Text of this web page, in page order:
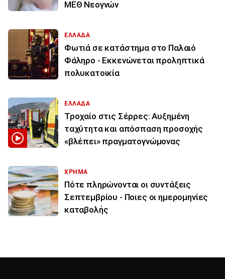
ΜΕΘ Νεογνών
ΕΛΛΑΔΑ
Φωτιά σε κατάστημα στο Παλαιό
Φάληρο - Εκκενώνεται προληπτικά
πολυκατοικία
ΕΛΛΑΔΑ
Τροχαίο στις Σέρρες: Αυξημένη
ταχύτητα και απόσπαση προσοχής
«βλέπει» πραγματογνώμονας
ΧΡΗΜΑ
Πότε πληρώνονται οι συντάξεις
Σεπτεμβρίου - Ποιες οι ημερομηνίες
καταβολής